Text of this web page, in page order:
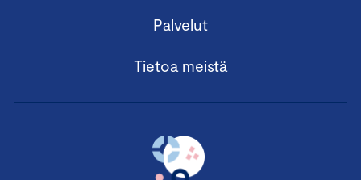
Palvelut
Tietoa meistä